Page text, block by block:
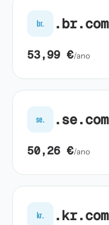
br. .br.com
53,99 €/ano
se. .se.com
50,26 €/ano
kr. .kr.com